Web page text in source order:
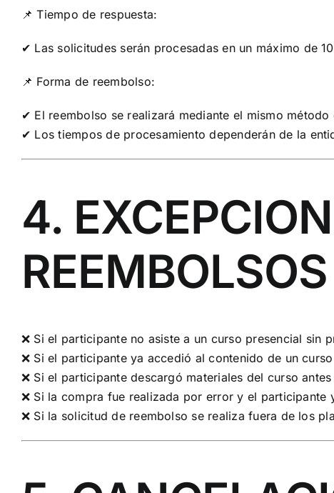
📌 Tiempo de respuesta:
✔ Las solicitudes serán procesadas en un máximo de
📌 Forma de reembolso:
✔ El reembolso se realizará mediante el mismo
✔ Los tiempos de procesamiento dependerán de la
4.
REEMBOLSOS
❌ Si el participante no asiste a un curso presencial sin
❌ Si el participante ya accedió al contenido de un
❌ Si el participante descargó materiales del curso
❌ Si la compra fue realizada por error y el participante
❌ Si la solicitud de reembolso se realiza fuera de los